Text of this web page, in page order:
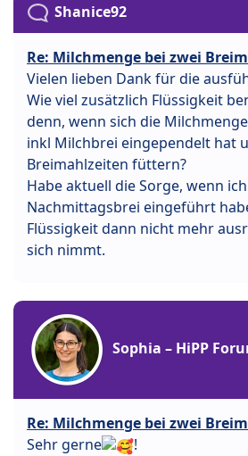
Shanice92
Re: Milchmenge bei zwei
Vielen lieben Dank für die
Wie viel zusätzlich Flüssigkeit
denn, wenn sich die
inkl Milchbrei eingependelt hat
Breimahlzeiten füttern?
Habe aktuell die Sorge, wenn
Nachmittagsbrei eingeführt
Flüssigkeit dann nicht mehr
sich nimmt.
Sophia – HiPP
Re: Milchmenge bei zwei
Sehr gerne
!